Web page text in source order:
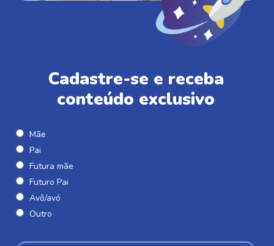
Cadastre-se e receba
conteúdo exclusivo
Mãe
Pai
Futura mãe
Futuro Pai
Avô/avó
Outro